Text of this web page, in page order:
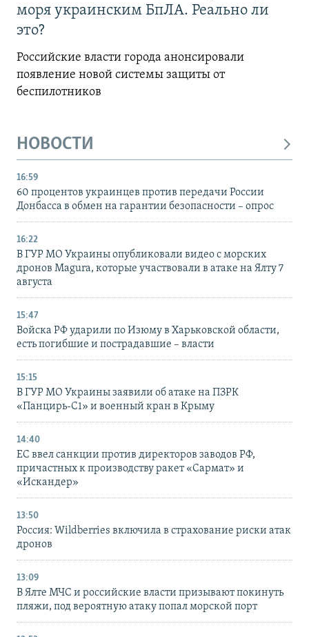
моря украинским БпЛА. Реально ли
это?
Российские власти города анонсировали
появление новой системы защиты от
беспилотников
НОВОСТИ
16:59
60 процентов украинцев против передачи России
Донбасса в обмен на гарантии безопасности – опрос
16:22
В ГУР МО Украины опубликовали видео с морских
дронов Magura, которые участвовали в атаке на Ялту 7
августа
15:47
Войска РФ ударили по Изюму в Харьковской области,
есть погибшие и пострадавшие – власти
15:15
В ГУР МО Украины заявили об атаке на ПЗРК
«Панцирь-С1» и военный кран в Крыму
14:40
ЕС ввел санкции против директоров заводов РФ,
причастных к производству ракет «Сармат» и
«Искандер»
13:50
Россия: Wildberries включила в страхование риски атак
дронов
13:09
В Ялте МЧС и российские власти призывают покинуть
пляжи, под вероятную атаку попал морской порт